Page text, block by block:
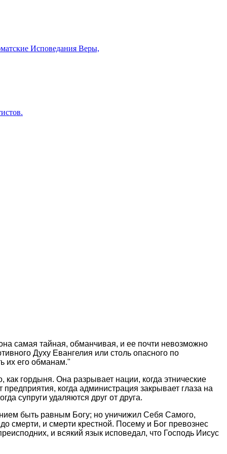
Исповедания Веры,
самая тайная, обманчивая, и ее почти невозможно
Духу Евангелия или столь опасного по
их его обманам."
гордыня. Она разрывает нации, когда этнические
когда администрация закрывает глаза на
супруги удаляются друг от друга.
быть равным Богу; но уничижил Себя Самого,
смерти, и смерти крестной. Посему и Бог превознес
и всякий язык исповедал, что Господь Иисус